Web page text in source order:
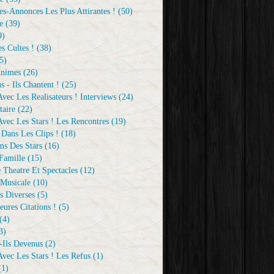
Annonces Les Plus Attirantes ! (50)
(39)
Cultes ! (38)
(26)
- Ils Chantent ! (25)
Les Realisateurs ! Interviews (24)
(22)
Les Stars ! Les Rencontres (19)
Les Clips ! (18)
Des Stars (16)
(15)
Theatre Et Spectacles (12)
(10)
Diverses (5)
Citations ! (5)
Ils Devenus (2)
Les Stars ! Les Refus (1)